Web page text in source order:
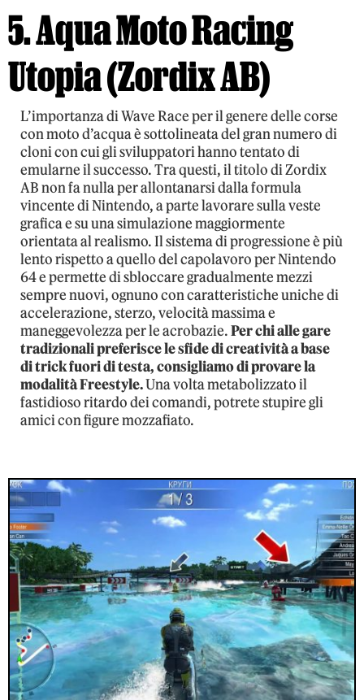
5. Aqua Moto Racing
Utopia (Zordix AB)
L’importanza di Wave Race per il genere delle corse
con moto d’acqua è sottolineata del gran numero di
cloni con cui gli sviluppatori hanno tentato di
emularne il successo. Tra questi, il titolo di Zordix
AB non fa nulla per allontanarsi dalla formula
vincente di Nintendo, a parte lavorare sulla veste
grafica e su una simulazione maggiormente
orientata al realismo. Il sistema di progressione è più
lento rispetto a quello del capolavoro per Nintendo
64 e permette di sbloccare gradualmente mezzi
sempre nuovi, ognuno con caratteristiche uniche di
accelerazione, sterzo, velocità massima e
maneggevolezza per le acrobazie.Per chi alle gare
tradizionali preferisce le sfide di creatività a base
di trick fuori di testa, consigliamo di provare la
modalità Freestyle.Una volta metabolizzato il
fastidioso ritardo dei comandi, potrete stupire gli
amici con figure mozzafiato.